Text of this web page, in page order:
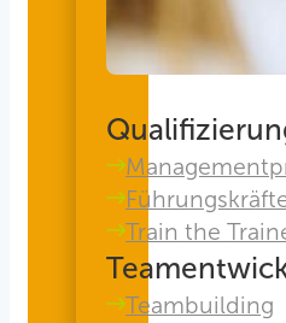
Train the
Teambuilding